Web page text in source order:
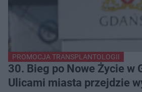
PROMOCJA TRANSPLANTOLOGII
30. Bieg po Nowe Życie w
Ulicami miasta przejdzie